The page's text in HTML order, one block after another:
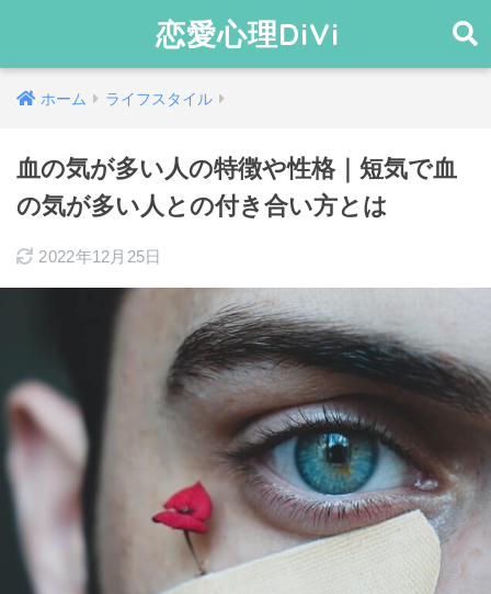
恋愛心理DiVi
ホーム ライフスタイル
血の気が多い人の特徴や性格｜短気で血
の気が多い人との付き合い方とは
2022年12月25日